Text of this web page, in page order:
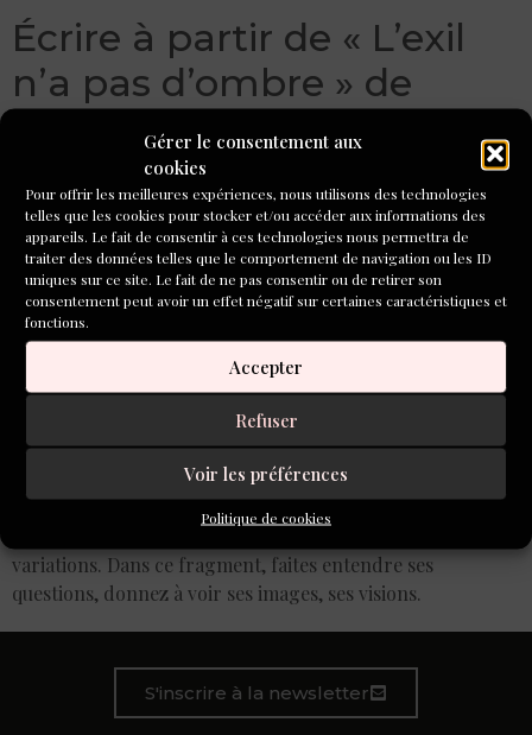
Gérer le consentement aux
cookies
Pour offrir les meilleures expériences, nous utilisons des technologies
telles que les cookies pour stocker et/ou accéder aux informations des
appareils. Le fait de consentir à ces technologies nous permettra de
traiter des données telles que le comportement de navigation ou les ID
uniques sur ce site. Le fait de ne pas consentir ou de retirer son
consentement peut avoir un effet négatif sur certaines caractéristiques et
fonctions.
Accepter
Refuser
Voir les préférences
Politique de cookies
Écrire à partir de « L’exil
n’a pas d’ombre » de
Jeanne Benameur
Je vous propose d’écrire l’exil de la femme au « je », avec
des phrases courtes, interrompues par de fréquents
variations. Dans ce fragment, faites entendre ses
questions, donnez à voir ses images, ses visions.
S'inscrire à la newsletter